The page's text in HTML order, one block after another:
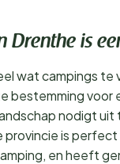
Drenthe is
wat campings te
bestemming voor
nodigt
is perfect
en heeft